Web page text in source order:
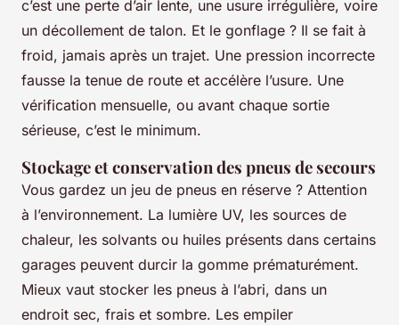
c’est une perte d’air lente, une usure irrégulière, voire
un décollement de talon. Et le gonflage ? Il se fait à
froid, jamais après un trajet. Une pression incorrecte
fausse la tenue de route et accélère l’usure. Une
vérification mensuelle, ou avant chaque sortie
sérieuse, c’est le minimum.
Stockage et conservation des pneus de secours
Vous gardez un jeu de pneus en réserve ? Attention
à l’environnement. La lumière UV, les sources de
chaleur, les solvants ou huiles présents dans certains
garages peuvent durcir la gomme prématurément.
Mieux vaut stocker les pneus à l’abri, dans un
endroit sec, frais et sombre. Les empiler